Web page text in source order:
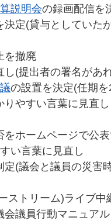
説明会の録画配信を
定(貸与としていた
を撤廃
(提出者の署名があ
の設置を決定(任期
やすい言葉に見直し
ホームページで公
い言葉に見直し
(議会と議員の災害
ストリーム)ライブ中
議員行動マニュア